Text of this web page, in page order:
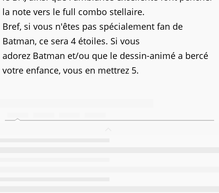
la note vers le full combo stellaire.
Bref, si vous n'êtes pas spécialement fan de
Batman, ce sera 4 étoiles. Si vous
adorez Batman et/ou que le dessin-animé a bercé
votre enfance, vous en mettrez 5.